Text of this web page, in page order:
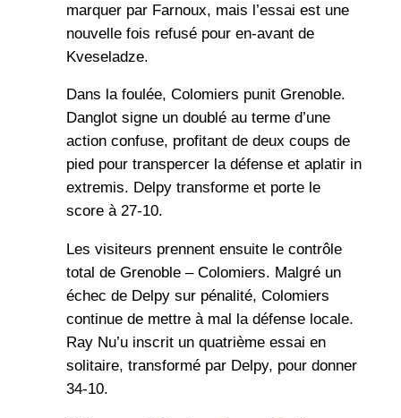
marquer par Farnoux, mais l’essai est une
nouvelle fois refusé pour en-avant de
Kveseladze.
Dans la foulée, Colomiers punit Grenoble.
Danglot signe un doublé au terme d’une
action confuse, profitant de deux coups de
pied pour transpercer la défense et aplatir in
extremis. Delpy transforme et porte le
score à 27-10.
Les visiteurs prennent ensuite le contrôle
total de Grenoble – Colomiers. Malgré un
échec de Delpy sur pénalité, Colomiers
continue de mettre à mal la défense locale.
Ray Nu’u inscrit un quatrième essai en
solitaire, transformé par Delpy, pour donner
34-10.